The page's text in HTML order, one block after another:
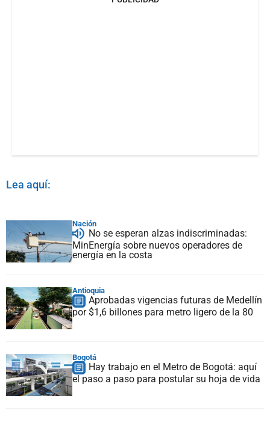
Lea aquí:
Nación
No se esperan alzas indiscriminadas:
MinEnergía sobre nuevos operadores de
energía en la costa
Antioquia
Aprobadas vigencias futuras de Medellín
por $1,6 billones para metro ligero de la 80
Bogotá
Hay trabajo en el Metro de Bogotá: aquí
el paso a paso para postular su hoja de vida